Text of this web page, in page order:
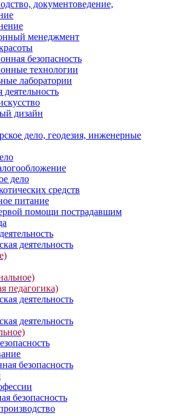
документоведение,
менеджмент
безопасность
технологии
лаборатории
деятельность
дизайн
дело, геодезия, инженерные
дело
средств
питание
помощи пострадавшим
деятельность
педагогика)
деятельность
деятельность
безопасность
безопасность